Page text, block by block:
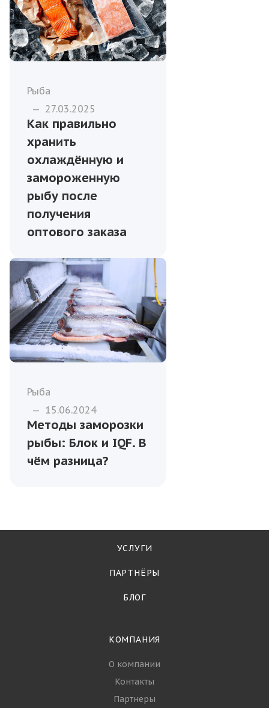
Рыба
— 27.03.2025
Как правильно
хранить
охлаждённую и
замороженную
рыбу после
получения
оптового заказа
Рыба
— 15.06.2024
Методы заморозки
рыбы: Блок и IQF. В
чём разница?
УСЛУГИ
ПАРТНЁРЫ
БЛОГ
КОМПАНИЯ
О компании
Контакты
Партнеры